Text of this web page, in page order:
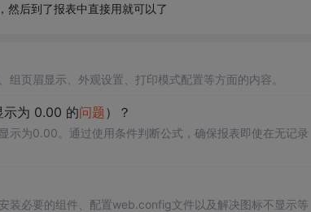
然后到了报表中直接用就可以了
组页眉显示、外观设置、打印模式配置等方面的内容。
示为 0.00 的问题）？
示为0.00。通过使用条件判断公式，确保报表即使在无记录
装必要的组件、配置web.config文件以及解决图标不显示等